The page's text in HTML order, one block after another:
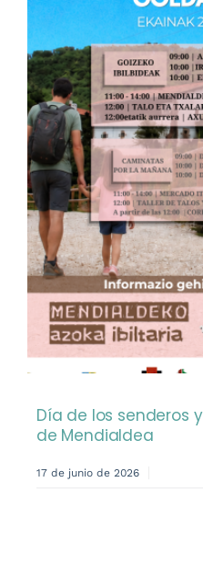
Día de los senderos
de Mendialdea
17 de junio de 2026